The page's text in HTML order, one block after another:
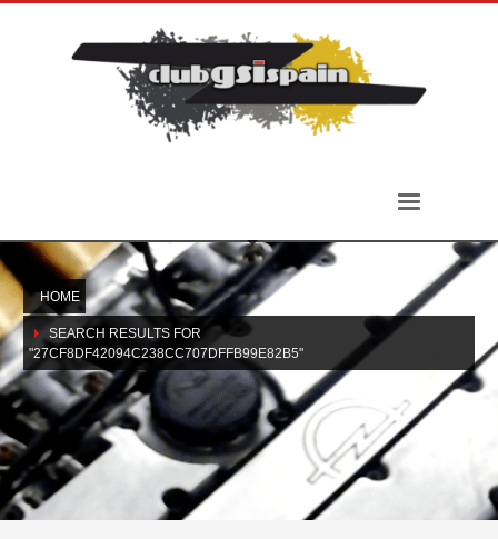
HOME
SEARCH RESULTS FOR
"27CF8DF42094C238CC707DFFB99E82B5"